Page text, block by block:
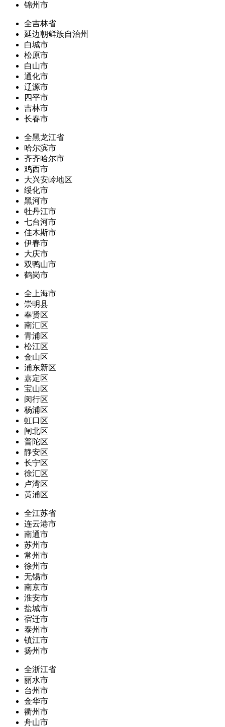
锦州市
全吉林省
延边朝鲜族自治州
白城市
松原市
白山市
通化市
辽源市
四平市
吉林市
长春市
全黑龙江省
哈尔滨市
齐齐哈尔市
鸡西市
大兴安岭地区
绥化市
黑河市
牡丹江市
七台河市
佳木斯市
伊春市
大庆市
双鸭山市
鹤岗市
全上海市
崇明县
奉贤区
南汇区
青浦区
松江区
金山区
浦东新区
嘉定区
宝山区
闵行区
杨浦区
虹口区
闸北区
普陀区
静安区
长宁区
徐汇区
卢湾区
黄浦区
全江苏省
连云港市
南通市
苏州市
常州市
徐州市
无锡市
南京市
淮安市
盐城市
宿迁市
泰州市
镇江市
扬州市
全浙江省
丽水市
台州市
金华市
衢州市
舟山市